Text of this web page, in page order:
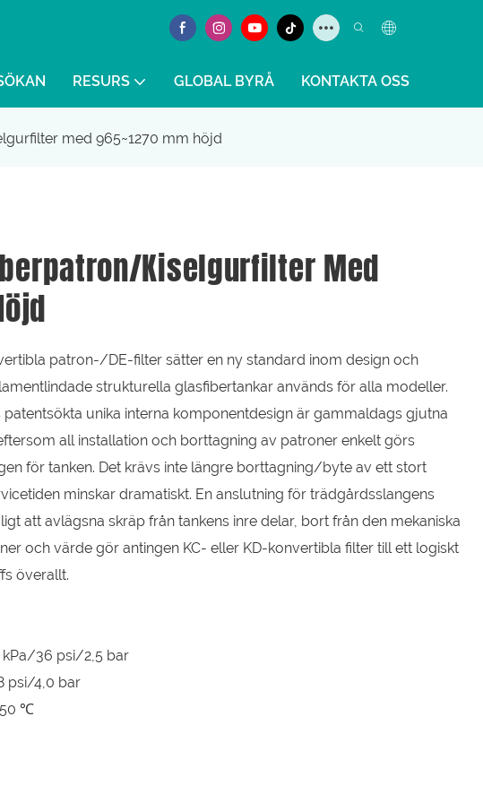
RESURS GLOBAL BYRÅ KONTAKTA OSS
med 965~1270 mm höjd
kiselgurfilter Med
patron-/DE-filter sätter en ny standard inom design och
strukturella glasfibertankar används för alla modeller.
unika interna komponentdesign är gammaldags gjutna
all installation och borttagning av patroner enkelt görs
för tanken. Det krävs inte längre borttagning/byte av ett stort
minskar dramatiskt. En anslutning för trädgårdsslangens
att avlägsna skräp från tankens inre delar, bort från den mekaniska
och värde gör antingen KC- eller KD-konvertibla filter till ett logiskt
överallt.
kPa/36 psi/2,5 bar
psi/4,0 bar
50 ℃